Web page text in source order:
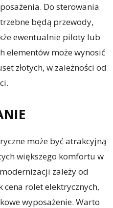
Do sterowania
będą przewody,
ewentualnie piloty lub
elementów może wynosić
złotych, w zależności od
może być atrakcyjną
większego komfortu w
zależy od
rolet elektrycznych,
wyposażenie. Warto